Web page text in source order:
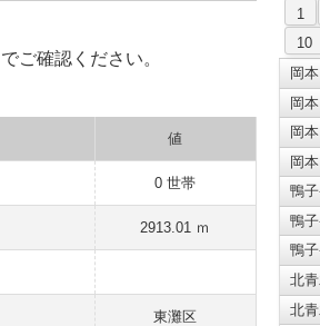
でご確認ください。
値
0 世帯
2913.01 ｍ
東灘区
1
10
岡
岡
岡
岡
鴨
鴨
鴨
北
北